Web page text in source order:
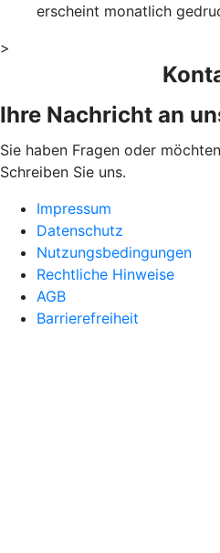
erscheint monatlich
>
Ihre Nachricht an
Sie haben Fragen oder
Schreiben Sie uns.
Impressum
Datenschutz
Nutzungsbedingungen
Rechtliche Hinweise
AGB
Barrierefreiheit